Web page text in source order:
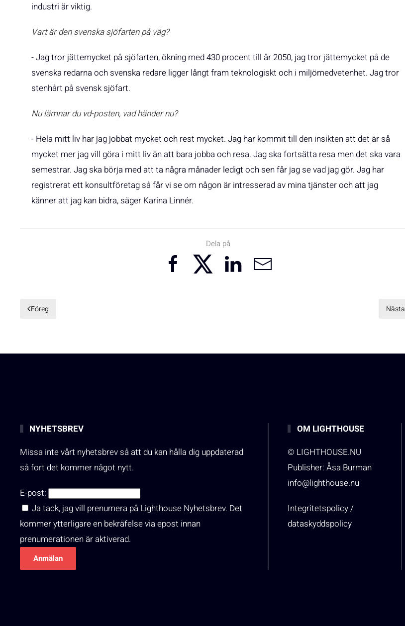
industri är viktig.
Vart är den svenska sjöfarten på väg?
- Jag tror jättemycket på sjöfarten, ökning med 430 procent till år 2050, jag tror jättemycket på de
svenska redarna och svenska redare ligger långt fram teknologiskt och i miljömedvetenhet. Jag tror
stenhårt på svensk sjöfart.
Nu lämnar du vd-posten, vad händer nu?
- Hela mitt liv har jag jobbat mycket och rest mycket. Jag har kommit till den insikten att det är så
mycket mer jag vill göra i mitt liv än att bara jobba och resa. Jag ska fortsätta resa men det ska vara
semestrar. Jag ska börja med att ta några månader ledigt och sen får jag se vad jag gör. Jag har
registrerat ett konsultföretag så får vi se om någon är intresserad av mina tjänster och att jag
känner att jag kan bidra, säger Karina Linnér.
Dela på
Föreg Nästa
NYHETSBREV
Missa inte vårt nyhetsbrev så att du kan hålla dig uppdaterad
så fort det kommer något nytt.
E-post:
Ja tack, jag vill prenumera på Lighthouse Nyhetsbrev. Det
kommer ytterligare en bekräfelse via epost innan
prenumerationen är aktiverad.
OM LIGHTHOUSE
© LIGHTHOUSE.NU
Publisher: Åsa Burman
info@lighthouse.nu
Integritetspolicy /
dataskyddspolicy